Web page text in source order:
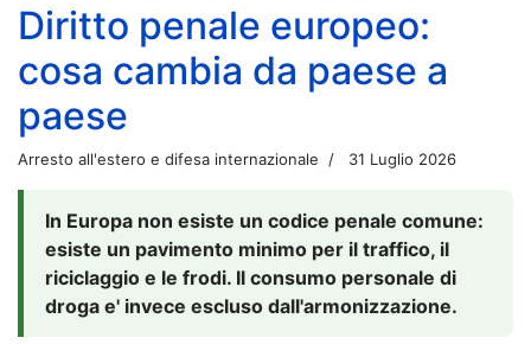
Diritto penale europeo:
cosa cambia da paese a
paese
Arresto all'estero e difesa internazionale 31 Luglio 2026
In Europa non esiste un codice penale comune:
esiste un pavimento minimo per il traffico, il
riciclaggio e le frodi. Il consumo personale di
droga e' invece escluso dall'armonizzazione.